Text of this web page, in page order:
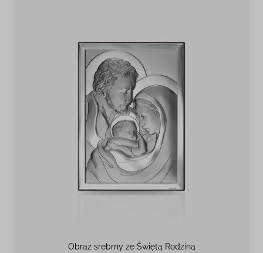
Obraz srebrny ze Świętą Rodziną